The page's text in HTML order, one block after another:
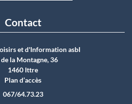
Contact
et d'Information asbI
de la Montagne, 36
1460 Ittre
Plan d’accès
067/64.73.23